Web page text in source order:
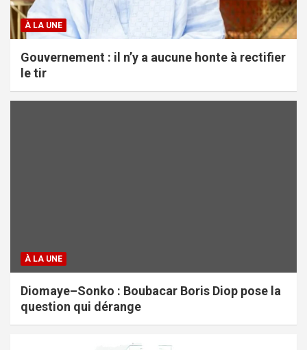
À LA UNE
Gouvernement : il n’y a aucune honte à rectifier
le tir
À LA UNE
Diomaye–Sonko : Boubacar Boris Diop pose la
question qui dérange